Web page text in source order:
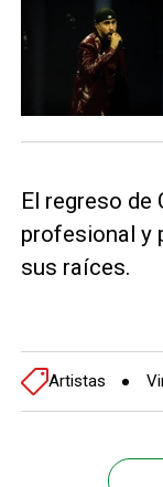
El regreso de
profesional y
sus raíces.
Artistas